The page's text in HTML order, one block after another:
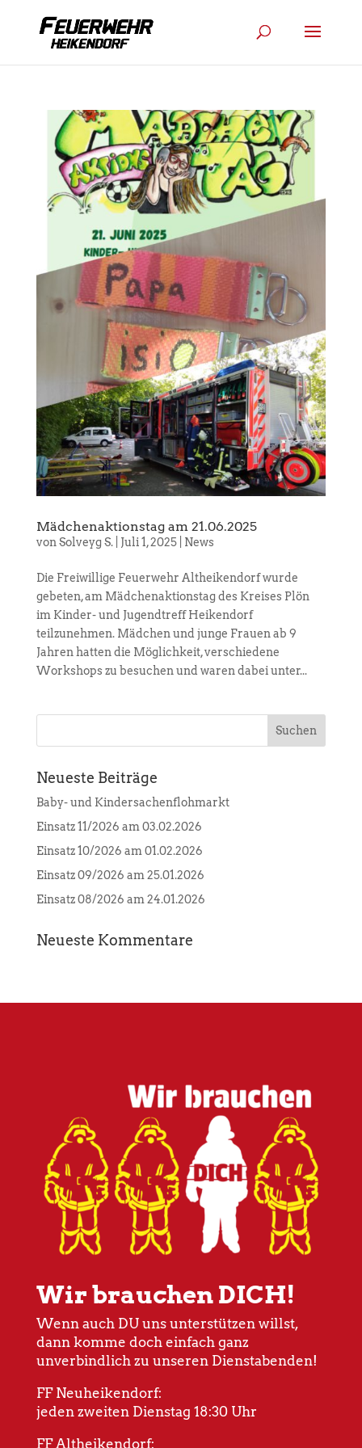
Mädchenaktionstag am 21.06.2025
von Solveyg S.| Juli 1, 2025| News
Die Freiwillige Feuerwehr Altheikendorf wurde
gebeten, am Mädchenaktionstag des Kreises Plön
im Kinder- und Jugendtreff Heikendorf
teilzunehmen. Mädchen und junge Frauen ab 9
Jahren hatten die Möglichkeit, verschiedene
Workshops zu besuchen und waren dabei unter...
Neueste Beiträge
Baby- und Kindersachenflohmarkt
Einsatz 11/2026 am 03.02.2026
Einsatz 10/2026 am 01.02.2026
Einsatz 09/2026 am 25.01.2026
Einsatz 08/2026 am 24.01.2026
Neueste Kommentare
Wir brauchen DICH!
Wenn auch DU uns unterstützen willst,
dann komme doch einfach ganz
unverbindlich zu unseren Dienstabenden!
FF Neuheikendorf:
jeden zweiten Dienstag 18:30 Uhr
FF Altheikendorf: